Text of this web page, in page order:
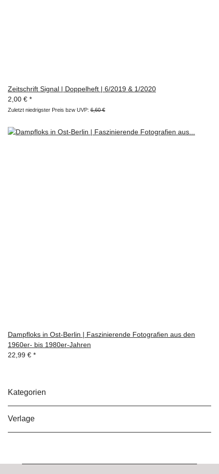
Zeitschrift Signal | Doppelheft | 6/2019 & 1/2020
2,00 € *
Zuletzt niedrigster Preis bzw UVP: 6,60 €
Dampfloks in Ost-Berlin | Faszinierende Fotografien aus den
1960er- bis 1980er-Jahren
22,99 € *
Kategorien
Verlage